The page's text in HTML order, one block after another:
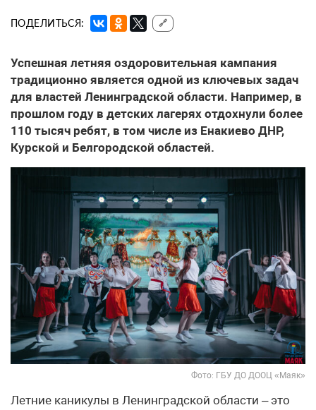
ПОДЕЛИТЬСЯ: 🔗
Успешная летняя оздоровительная кампания
традиционно является одной из ключевых задач
для властей Ленинградской области. Например, в
прошлом году в детских лагерях отдохнули более
110 тысяч ребят, в том числе из Енакиево ДНР,
Курской и Белгородской областей.
Фото: ГБУ ДО ДООЦ «Маяк»
Летние каникулы в Ленинградской области – это